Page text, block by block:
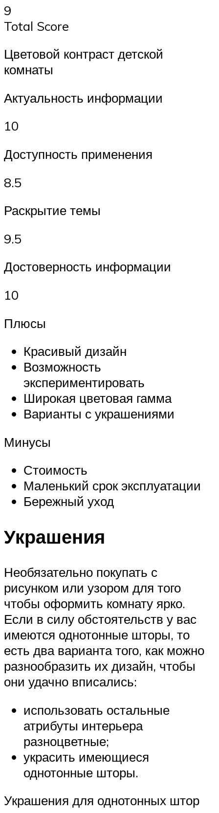
9
Total Score
Цветовой контраст детской
комнаты
Актуальность информации
10
Доступность применения
8.5
Раскрытие темы
9.5
Достоверность информации
10
Плюсы
Красивый дизайн
Возможность
экспериментировать
Широкая цветовая гамма
Варианты с украшениями
Минусы
Стоимость
Маленький срок эксплуатации
Бережный уход
Украшения
Необязательно покупать с
рисунком или узором для того
чтобы оформить комнату ярко.
Если в силу обстоятельств у вас
имеются однотонные шторы, то
есть два варианта того, как можно
разнообразить их дизайн, чтобы
они удачно вписались:
использовать остальные
атрибуты интерьера
разноцветные;
украсить имеющиеся
однотонные шторы.
Украшения для однотонных штор